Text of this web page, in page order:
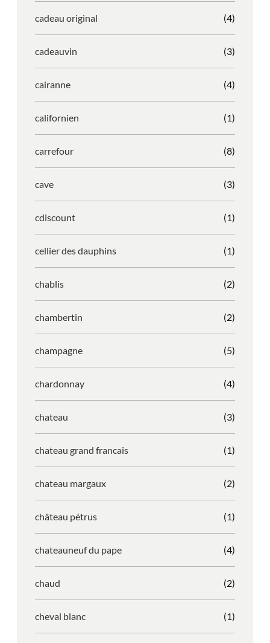
cadeau original (4)
cadeauvin (3)
cairanne (4)
californien (1)
carrefour (8)
cave (3)
cdiscount (1)
cellier des dauphins (1)
chablis (2)
chambertin (2)
champagne (5)
chardonnay (4)
chateau (3)
chateau grand francais (1)
chateau margaux (2)
château pétrus (1)
chateauneuf du pape (4)
chaud (2)
cheval blanc (1)